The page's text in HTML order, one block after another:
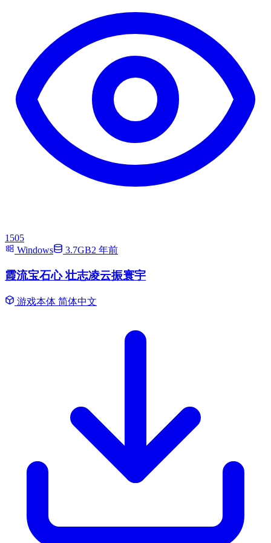
1505
Windows
3.7GB2 年前
霞流宝石心 壮志凌云振寰宇
游戏本体 简体中文